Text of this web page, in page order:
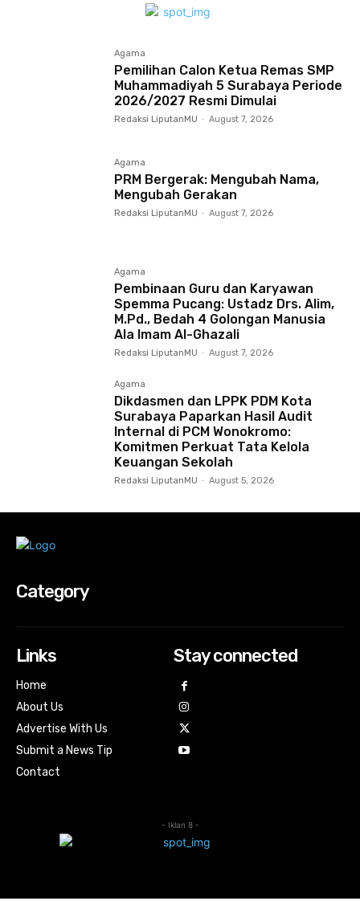
Agama
Pemilihan Calon Ketua Remas SMP
Muhammadiyah 5 Surabaya Periode
2026/2027 Resmi Dimulai
Redaksi LiputanMU - August 7, 2026
Agama
PRM Bergerak: Mengubah Nama,
Mengubah Gerakan
Redaksi LiputanMU - August 7, 2026
Agama
Pembinaan Guru dan Karyawan
Spemma Pucang: Ustadz Drs. Alim,
M.Pd., Bedah 4 Golongan Manusia
Ala Imam Al-Ghazali
Redaksi LiputanMU - August 7, 2026
Agama
Dikdasmen dan LPPK PDM Kota
Surabaya Paparkan Hasil Audit
Internal di PCM Wonokromo:
Komitmen Perkuat Tata Kelola
Keuangan Sekolah
Redaksi LiputanMU - August 5, 2026
Category
Links
Home
About Us
Advertise With Us
Submit a News Tip
Contact
Stay connected
- Iklan 8 -